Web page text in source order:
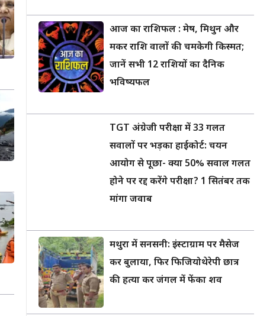
आज का राशिफल : मेष, मिथुन और
मकर राशि वालों की चमकेगी किस्मत;
जानें सभी 12 राशियों का दैनिक
भविष्यफल
TGT अंग्रेजी परीक्षा में 33 गलत
सवालों पर भड़का हाईकोर्ट: चयन
आयोग से पूछा- क्या 50% सवाल गलत
होने पर रद्द करेंगे परीक्षा? 1 सितंबर तक
मांगा जवाब
मथुरा में सनसनी: इंस्टाग्राम पर मैसेज
कर बुलाया, फिर फिजियोथेरेपी छात्र
की हत्या कर जंगल में फेंका शव